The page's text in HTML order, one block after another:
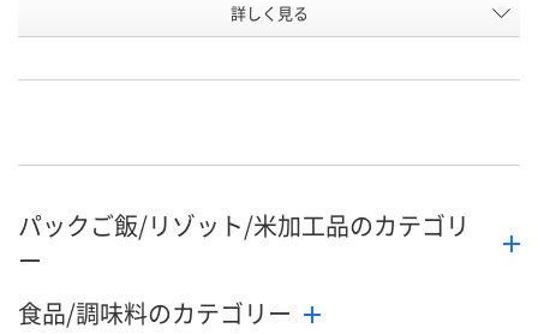
プ
国産米100％
秋田県産あ
ち
お申込番
詳しく見る
パックご飯/リゾット/米加工品のカテゴリ
ー
食品/調味料のカテゴリー